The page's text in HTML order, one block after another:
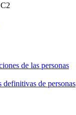
de las personas
definitivas de personas